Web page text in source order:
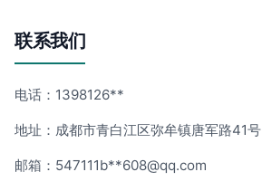
联系我们
电话：1398126**
地址：成都市青白江区弥牟镇唐军路41号
邮箱：547111b**608@qq.com